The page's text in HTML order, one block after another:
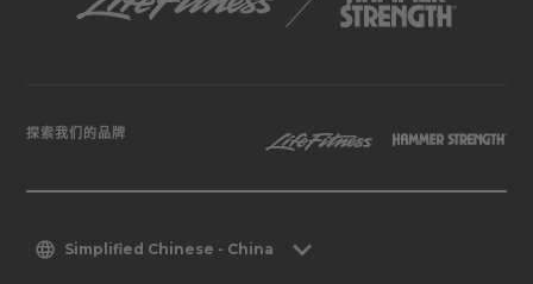
探索我们的品牌
Simplified Chinese - China